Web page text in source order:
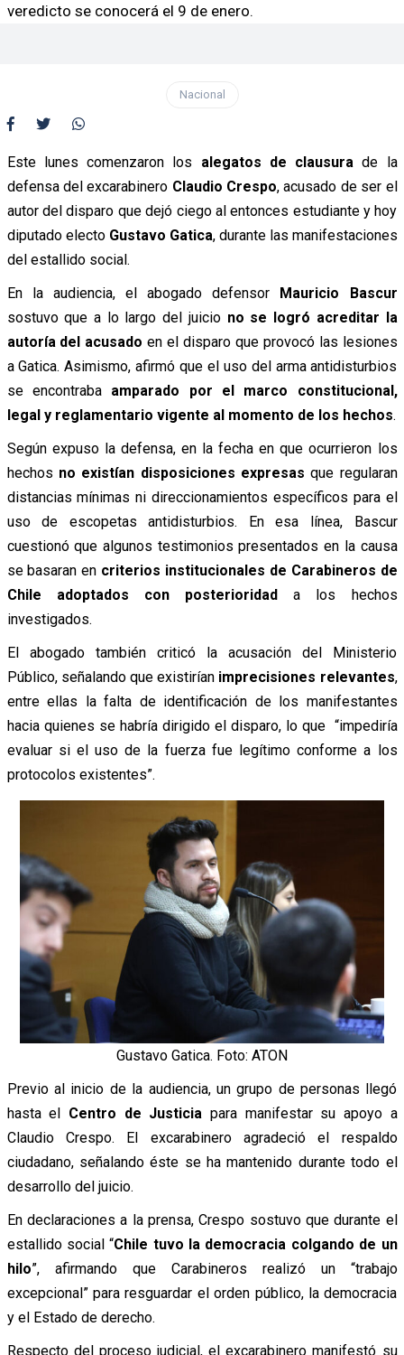
veredicto se conocerá el 9 de enero.
Nacional
Este lunes comenzaron los alegatos de clausura de la
defensa del excarabinero Claudio Crespo, acusado de ser el
autor del disparo que dejó ciego al entonces estudiante y hoy
diputado electo Gustavo Gatica, durante las manifestaciones
del estallido social.
En la audiencia, el abogado defensor Mauricio Bascur
sostuvo que a lo largo del juicio no se logró acreditar la
autoría del acusado en el disparo que provocó las lesiones
a Gatica. Asimismo, afirmó que el uso del arma antidisturbios
se encontraba amparado por el marco constitucional,
legal y reglamentario vigente al momento de los hechos.
Según expuso la defensa, en la fecha en que ocurrieron los
hechos no existían disposiciones expresas que regularan
distancias mínimas ni direccionamientos específicos para el
uso de escopetas antidisturbios. En esa línea, Bascur
cuestionó que algunos testimonios presentados en la causa
se basaran en criterios institucionales de Carabineros de
Chile adoptados con posterioridad a los hechos
investigados.
El abogado también criticó la acusación del Ministerio
Público, señalando que existirían imprecisiones relevantes,
entre ellas la falta de identificación de los manifestantes
hacia quienes se habría dirigido el disparo, lo que “impediría
evaluar si el uso de la fuerza fue legítimo conforme a los
protocolos existentes”.
Gustavo Gatica. Foto: ATON
Previo al inicio de la audiencia, un grupo de personas llegó
hasta el Centro de Justicia para manifestar su apoyo a
Claudio Crespo. El excarabinero agradeció el respaldo
ciudadano, señalando éste se ha mantenido durante todo el
desarrollo del juicio.
En declaraciones a la prensa, Crespo sostuvo que durante el
estallido social “Chile tuvo la democracia colgando de un
hilo”, afirmando que Carabineros realizó un “trabajo
excepcional” para resguardar el orden público, la democracia
y el Estado de derecho.
Respecto del proceso judicial, el excarabinero manifestó su